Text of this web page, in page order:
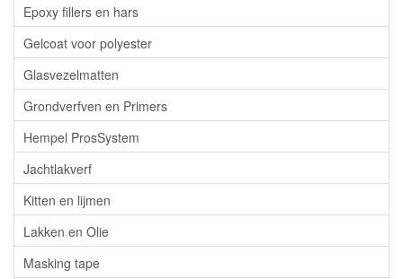
Epoxy fillers en hars
Gelcoat voor polyester
Glasvezelmatten
Grondverfven en Primers
Hempel ProsSystem
Jachtlakverf
Kitten en lijmen
Lakken en Olie
Masking tape